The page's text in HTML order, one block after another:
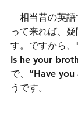
相当昔の英語
って来れば、
す。ですから
Is he your
で、”Have you
うです。